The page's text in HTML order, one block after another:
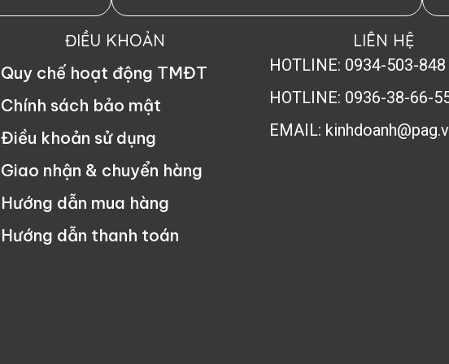
ĐIỀU KHOẢN
Quy chế hoạt động TMĐT
Chính sách bảo mật
Điều khoản sử dụng
Giao nhận & chuyển hàng
Hướng dẫn mua hàng
Hướng dẫn thanh toán
LIÊN HỆ
HOTLINE: 0934-503-848
HOTLINE: 0936-38-66-
EMAIL: